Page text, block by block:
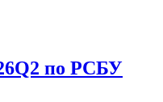
по РСБУ